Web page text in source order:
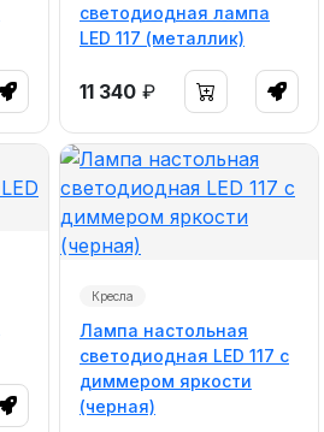
светодиодная лампа
LED 117 (металлик)
11 340 ₽
Кресла
Лампа настольная
светодиодная LED 117 с
диммером яркости
(черная)